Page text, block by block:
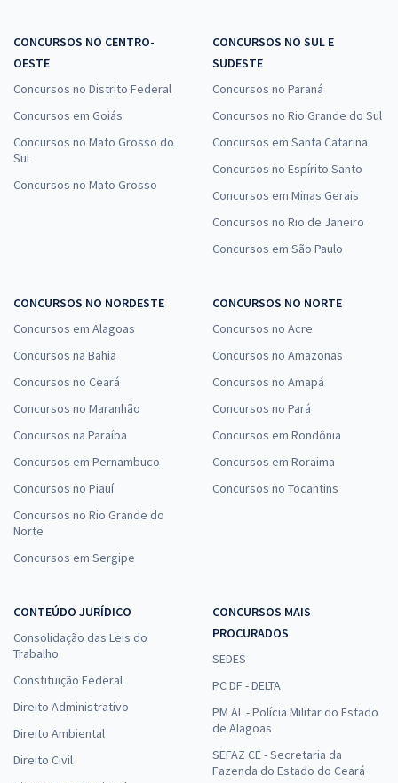
CONCURSOS NO CENTRO-
OESTE
Concursos no Distrito Federal
Concursos em Goiás
Concursos no Mato Grosso do
Sul
Concursos no Mato Grosso
CONCURSOS NO SUL E
SUDESTE
Concursos no Paraná
Concursos no Rio Grande do Sul
Concursos em Santa Catarina
Concursos no Espírito Santo
Concursos em Minas Gerais
Concursos no Rio de Janeiro
Concursos em São Paulo
CONCURSOS NO NORDESTE
Concursos em Alagoas
Concursos na Bahia
Concursos no Ceará
Concursos no Maranhão
Concursos na Paraíba
Concursos em Pernambuco
Concursos no Piauí
Concursos no Rio Grande do
Norte
Concursos em Sergipe
CONCURSOS NO NORTE
Concursos no Acre
Concursos no Amazonas
Concursos no Amapá
Concursos no Pará
Concursos em Rondônia
Concursos em Roraima
Concursos no Tocantins
CONTEÚDO JURÍDICO
Consolidação das Leis do
Trabalho
Constituição Federal
Direito Administrativo
Direito Ambiental
Direito Civil
CONCURSOS MAIS
PROCURADOS
SEDES
PC DF - DELTA
PM AL - Polícia Militar do Estado
de Alagoas
SEFAZ CE - Secretaria da
Fazenda do Estado do Ceará